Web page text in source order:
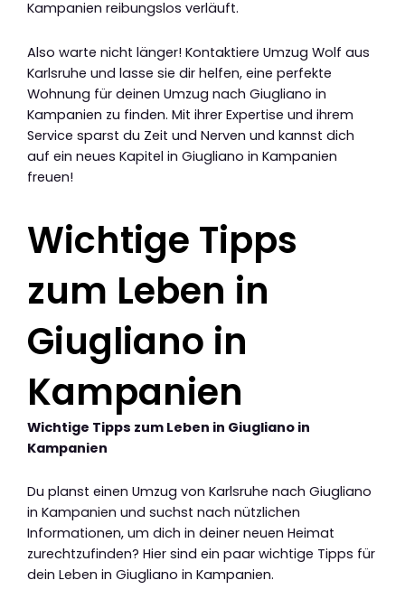
Kampanien reibungslos verläuft.
Also warte nicht länger! Kontaktiere Umzug Wolf aus
Karlsruhe und lasse sie dir helfen, eine perfekte
Wohnung für deinen Umzug nach Giugliano in
Kampanien zu finden. Mit ihrer Expertise und ihrem
Service sparst du Zeit und Nerven und kannst dich
auf ein neues Kapitel in Giugliano in Kampanien
freuen!
Wichtige Tipps
zum Leben in
Giugliano in
Kampanien
Wichtige Tipps zum Leben in Giugliano in
Kampanien
Du planst einen Umzug von Karlsruhe nach Giugliano
in Kampanien und suchst nach nützlichen
Informationen, um dich in deiner neuen Heimat
zurechtzufinden? Hier sind ein paar wichtige Tipps für
dein Leben in Giugliano in Kampanien.